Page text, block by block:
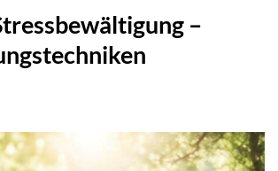
–